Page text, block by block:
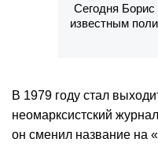
Сегодня Борис
известным
В 1979 году стал
неомарксистский
он сменил название на